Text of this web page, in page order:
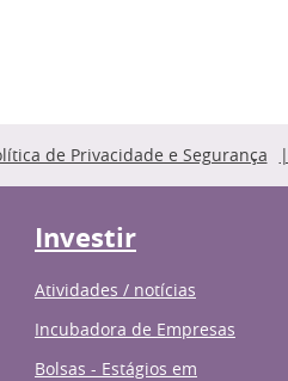
de Privacidade e Segurança
Investir
Atividades / notícias
Incubadora de Empresas
Bolsas - Estágios em